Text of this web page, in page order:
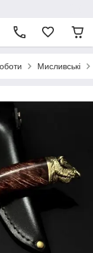
Мисливські